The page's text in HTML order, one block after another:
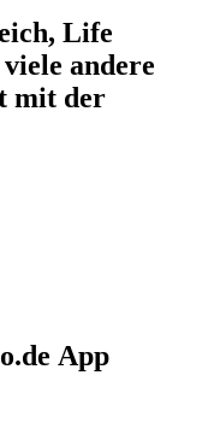
Life
andere
mit der
App